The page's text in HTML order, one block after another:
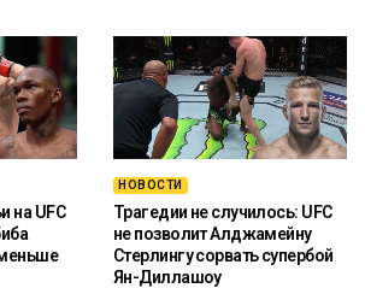
на UFC
НОВОСТИ
Трагедии не случилось: UFC
не позволит Алджамейну
Стерлингу сорвать супербой
Ян-Диллашоу